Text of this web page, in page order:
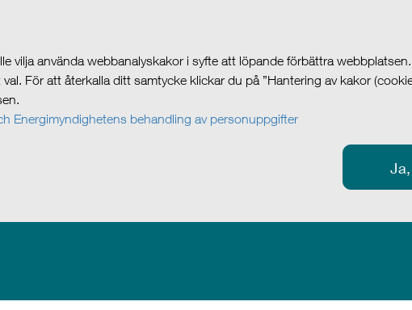
vilja använda webbanalyskakor i syfte att löpande förbättra
För att återkalla ditt samtycke klickar du på ”Hantering av kakor
Energimyndighetens behandling av personuppgifter